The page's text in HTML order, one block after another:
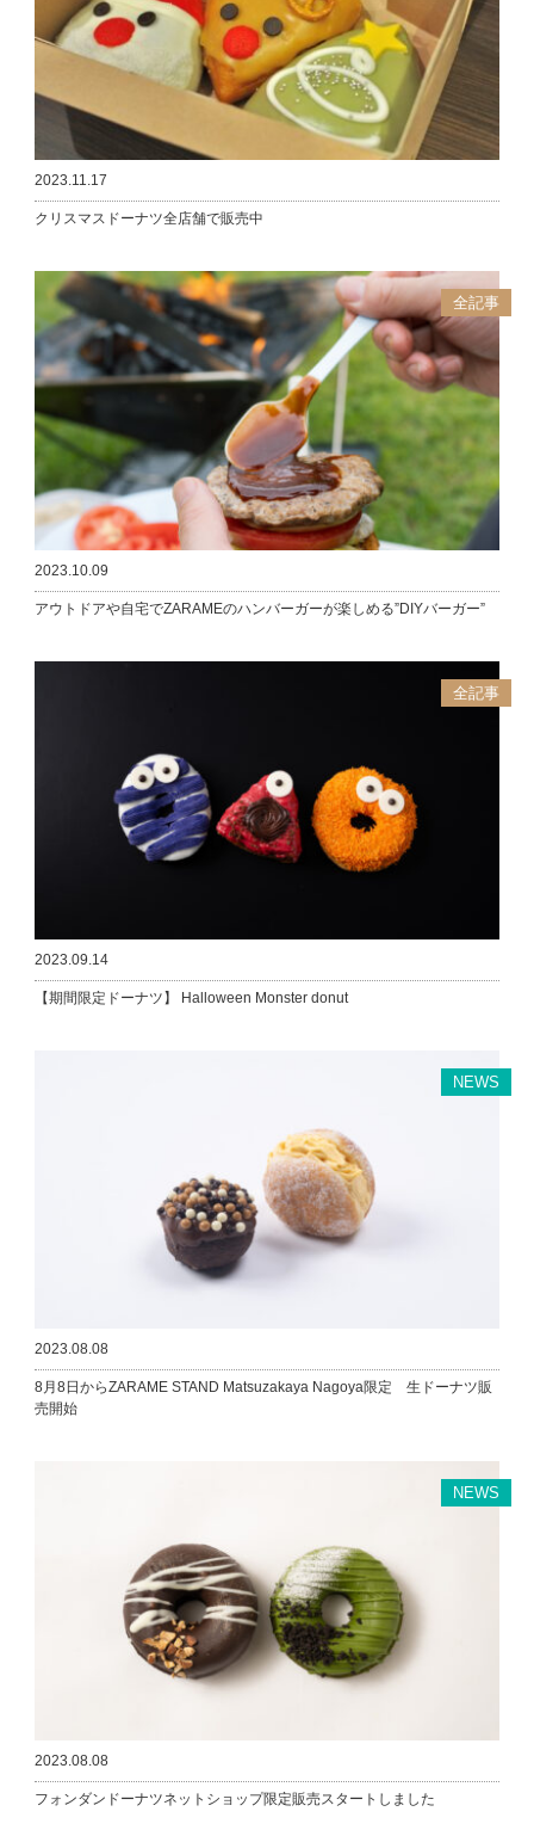
2023.11.17
クリスマスドーナツ全店舗で販売中
全記事
2023.10.09
アウトドアや自宅でZARAMEのハンバーガーが楽しめる”DIYバーガー”
全記事
2023.09.14
【期間限定ドーナツ】 Halloween Monster donut
NEWS
2023.08.08
8月8日からZARAME STAND Matsuzakaya Nagoya限定 生ドーナツ販
売開始
NEWS
2023.08.08
フォンダンドーナツネットショップ限定販売スタートしました